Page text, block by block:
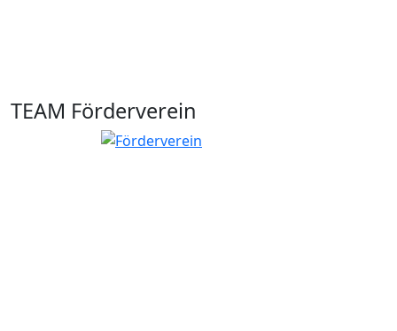
TEAM Förderverein